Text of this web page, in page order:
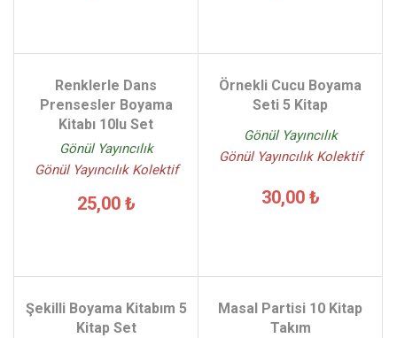
Renklerle Dans
Prensesler Boyama
Kitabı 10lu Set
Gönül Yayıncılık
Gönül Yayıncılık Kolektif
25,00 ₺
Örnekli Cucu Boyama
Seti 5 Kitap
Gönül Yayıncılık
Gönül Yayıncılık Kolektif
30,00 ₺
Şekilli Boyama Kitabım 5
Kitap Set
Masal Partisi 10 Kitap
Takım